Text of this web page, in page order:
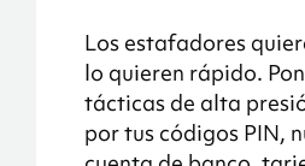
Los estafadores
lo quieren rápido.
tácticas de alta
por tus códigos PIN,